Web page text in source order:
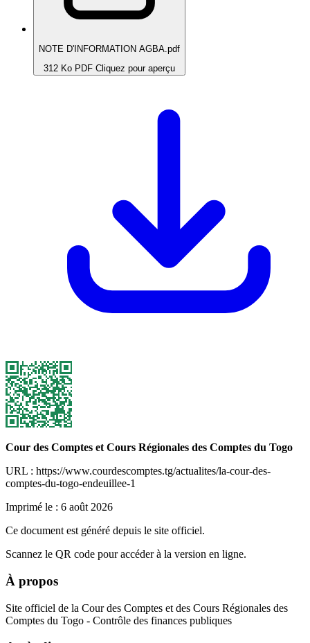
NOTE D'INFORMATION AGBA.pdf
312 Ko PDF Cliquez pour aperçu
Cour des Comptes et Cours Régionales des Comptes du Togo
URL : https://www.courdescomptes.tg/actualites/la-cour-des-
comptes-du-togo-endeuillee-1
Imprimé le : 6 août 2026
Ce document est généré depuis le site officiel.
Scannez le QR code pour accéder à la version en ligne.
À propos
Site officiel de la Cour des Comptes et des Cours Régionales des
Comptes du Togo - Contrôle des finances publiques